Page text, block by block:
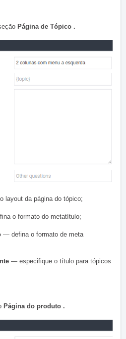
Página de Tópico .
layout da página do tópico;
o formato do metatítulo;
— defina o formato de meta
— especifique o título para tópicos
Página do produto .